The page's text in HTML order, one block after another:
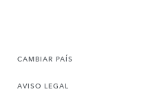
CAMBIAR PAÍS
AVISO LEGAL